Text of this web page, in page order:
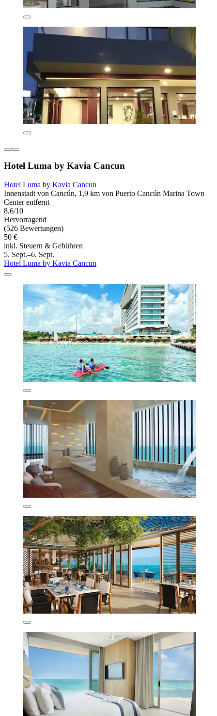
Hotel Luma by Kavia Cancun
Hotel Luma by Kavia Cancun
Innenstadt von Cancún, 1,9 km von Puerto Cancún Marina Town
Center entfernt
8,6/10
Hervorragend
(526 Bewertungen)
50 €
inkl. Steuern & Gebühren
5. Sept.–6. Sept.
Hotel Luma by Kavia Cancun